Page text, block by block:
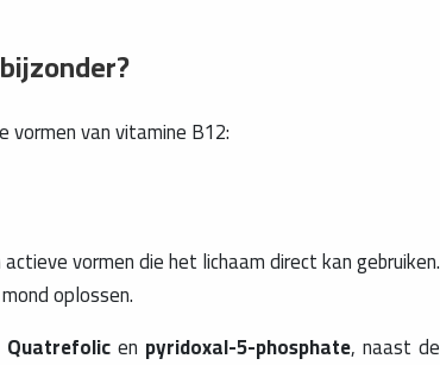
vormen van vitamine B12:
vormen die het lichaam direct kan gebruiken.
oplossen.
Quatrefolicen pyridoxal-5-phosphate, naast de